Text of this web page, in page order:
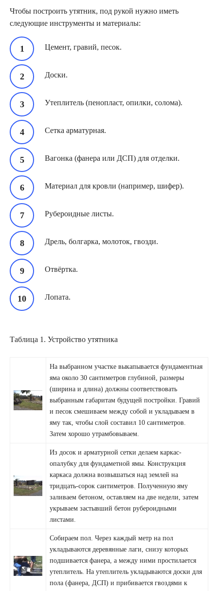
Чтобы построить утятник, под рукой нужно иметь
следующие инструменты и материалы:
Цемент, гравий, песок.
Доски.
Утеплитель (пенопласт, опилки, солома).
Сетка арматурная.
Вагонка (фанера или ДСП) для отделки.
Материал для кровли (например, шифер).
Рубероидные листы.
Дрель, болгарка, молоток, гвозди.
Отвёртка.
Лопата.
Таблица 1. Устройство утятника
На выбранном участке выкапывается фундаментная
яма около 30 сантиметров глубиной, размеры
(ширина и длина) должны соответствовать
выбранным габаритам будущей постройки. Гравий
и песок смешиваем между собой и укладываем в
яму так, чтобы слой составил 10 сантиметров.
Затем хорошо утрамбовываем.
Из досок и арматурной сетки делаем каркас-
опалубку для фундаметной ямы. Конструкция
каркаса должна возвышаться над землей на
тридцать-сорок сантиметров. Полученную яму
заливаем бетоном, оставляем на две недели, затем
укрываем застывший бетон рубероидными
листами.
Собираем пол. Через каждый метр на пол
укладываются деревянные лаги, снизу которых
подшивается фанера, а между ними простилается
утеплитель. На утеплитель укладываются доски для
пола (фанера, ДСП) и прибивается гвоздями к